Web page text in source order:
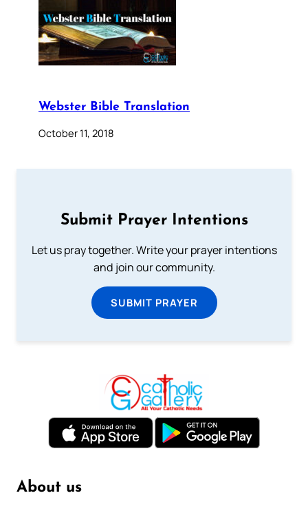
Webster Bible Translation
October 11, 2018
Submit Prayer Intentions
Let us pray together. Write your prayer intentions
and join our community.
SUBMIT PRAYER
About us